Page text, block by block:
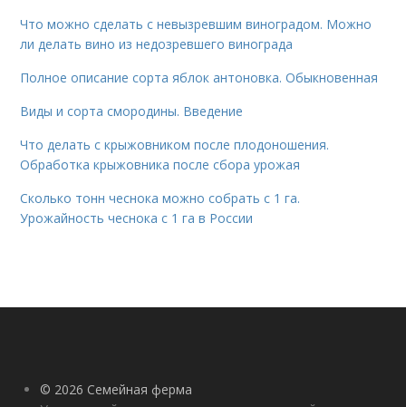
Что можно сделать с невызревшим виноградом. Можно
ли делать вино из недозревшего винограда
Полное описание сорта яблок антоновка. Обыкновенная
Виды и сорта смородины. Введение
Что делать с крыжовником после плодоношения.
Обработка крыжовника после сбора урожая
Сколько тонн чеснока можно собрать с 1 га.
Урожайность чеснока с 1 га в России
© 2026 Семейная ферма